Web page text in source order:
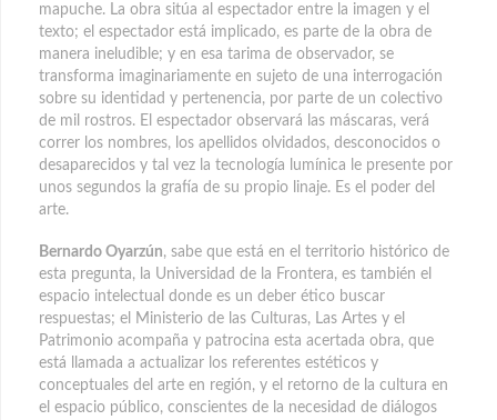
mapuche. La obra sitúa al espectador entre la imagen y el
texto; el espectador está implicado, es parte de la obra de
manera ineludible; y en esa tarima de observador, se
transforma imaginariamente en sujeto de una interrogación
sobre su identidad y pertenencia, por parte de un colectivo
de mil rostros. El espectador observará las máscaras, verá
correr los nombres, los apellidos olvidados, desconocidos o
desaparecidos y tal vez la tecnología lumínica le presente por
unos segundos la grafía de su propio linaje. Es el poder del
arte.
Bernardo Oyarzún, sabe que está en el territorio histórico de
esta pregunta, la Universidad de la Frontera, es también el
espacio intelectual donde es un deber ético buscar
respuestas; el Ministerio de las Culturas, Las Artes y el
Patrimonio acompaña y patrocina esta acertada obra, que
está llamada a actualizar los referentes estéticos y
conceptuales del arte en región, y el retorno de la cultura en
el espacio público, conscientes de la necesidad de diálogos